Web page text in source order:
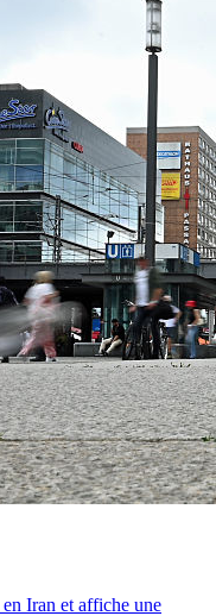
Iran et affiche une